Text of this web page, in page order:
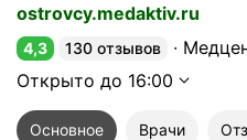
ostrovcy.medaktiv.ru
Рейтинг 4,3 из 5
4,3 130 отзывов
Открыто до 16:00
Основное Врачи